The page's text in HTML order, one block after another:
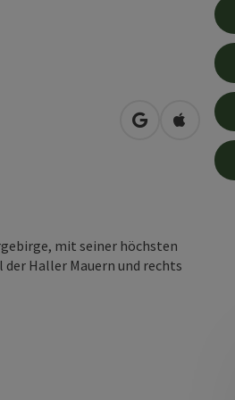
in Google
in
mit seiner höchsten
Haller Mauern und rechts